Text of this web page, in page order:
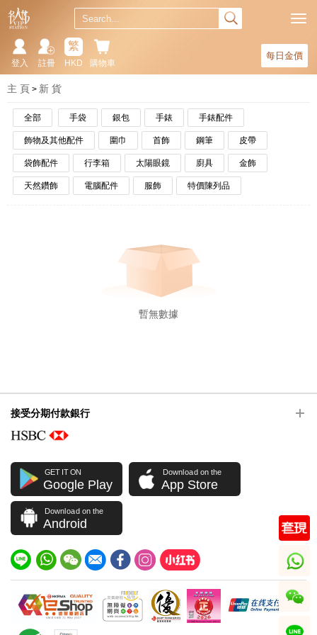
每日金價
購物車
繁
HKD
註冊
登入
主 頁 新 貨
全部 手袋 銀包 手錶 手錶配件
飾物及其他配件 圍巾 首飾 鋼筆 皮帶
袋飾配件 行李箱 太陽眼鏡 廚具 金飾
天然鑽飾 電腦配件 服飾 特價陳列品
暫無數據
接受分期付款銀行
GET IT ON
Google Play
Download on the
App Store
Download on the
Android
whatsapp